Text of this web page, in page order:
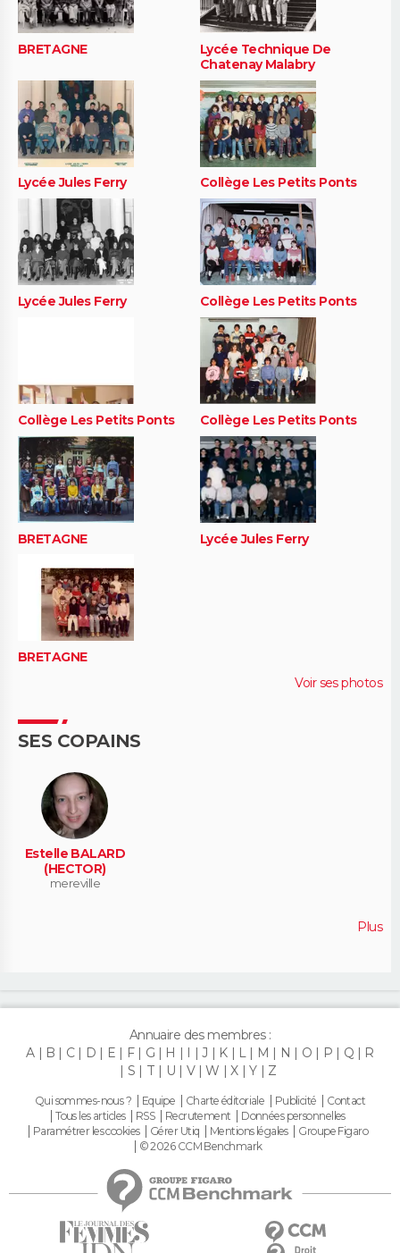
BRETAGNE
Lycée Technique De
Chatenay Malabry
Lycée Jules Ferry Collège Les Petits Ponts
Lycée Jules Ferry Collège Les Petits Ponts
Collège Les Petits Ponts Collège Les Petits Ponts
BRETAGNE Lycée Jules Ferry
BRETAGNE
Voir ses photos
SES COPAINS
Estelle BALARD
(HECTOR)
mereville
Plus
Annuaire des membres :
A
B C D E F G H I J K L M N O P Q
R
S
T U V W X Y Z
Qui sommes-nous ? Equipe Charte éditoriale Publicité
Contact
Tous les articles
RSS Recrutement
Données personnelles
Paramétrer les cookies
Gérer Utiq Mentions légales
Groupe Figaro
© 2026 CCM Benchmark